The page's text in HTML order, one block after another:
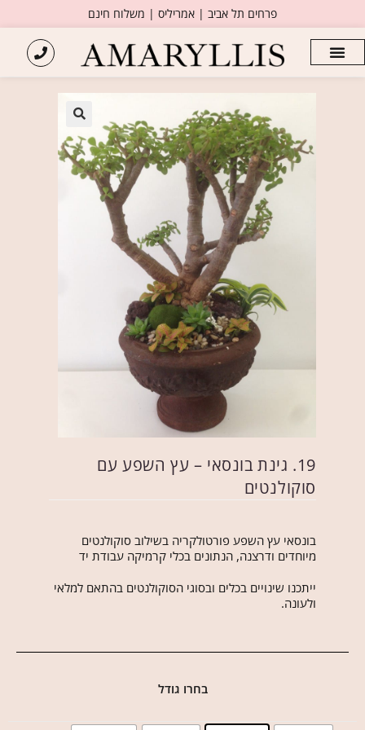
פרחים תל אביב | אמריליס | משלוח חינם
19. גינת בונסאי – עץ השפע עם
סוקולנטים
בונסאי עץ השפע פורטולקריה בשילוב סוקולנטים
מיוחדים ודרצנה, הנתונים בכלי קרמיקה עבודת יד
ייתכנו שינויים בכלים ובסוגי הסוקולנטים בהתאם למלאי
ולעונה.
בחרו גודל